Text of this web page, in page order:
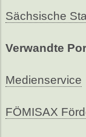
Sächsische
Verwandte
Medienservice
FÖMISAX